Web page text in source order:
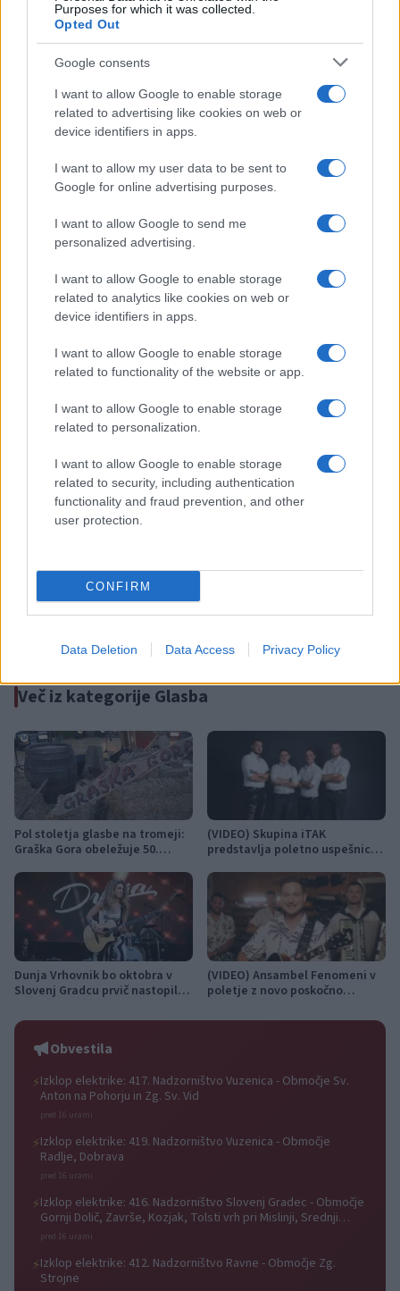
Purposes for which it was collected.
Opted Out
Google consents
I want to allow Google to enable storage
related to advertising like cookies on web or
device identifiers in apps.
I want to allow my user data to be sent to
Google for online advertising purposes.
I want to allow Google to send me
personalized advertising.
I want to allow Google to enable storage
related to analytics like cookies on web or
device identifiers in apps.
I want to allow Google to enable storage
related to functionality of the website or app.
I want to allow Google to enable storage
related to personalization.
I want to allow Google to enable storage
related to security, including authentication
functionality and fraud prevention, and other
user protection.
CONFIRM
Data Deletion Data Access Privacy Policy
Failed to fetch
Dravograd
Jesenske serenade
koncert
Več iz kraja Dravograd
Z vlakom po Koroški: Manj
gneče, več udobja
Špica okusov vabi: Dravograd
bo 29. avgusta znova postal
prestolnica ulične kulinarike
Nevarna najdba v Dravogradu:
Odstranili 88-milimetrsko
Graška Gora obeležuje 50.
zabavne glasbe
Več iz kategorije Glasba
Pol stoletja glasbe na tromeji:
Graška Gora obeležuje 50.
zabavne glasbe
(VIDEO) Skupina iTAK
predstavlja poletno uspešnico
Dunja Vrhovnik bo oktobra v
Slovenj Gradcu prvič nastopila
svojim bendom
(VIDEO) Ansambel Fenomeni v
poletje z novo poskočno
Obvestila
⚡Izklop elektrike: 417. Nadzorništvo Vuzenica - Območje Sv.
Anton na Pohorju in Zg. Sv. Vid
pred 16 urami
⚡Izklop elektrike: 419. Nadzorništvo Vuzenica - Območje
Radlje, Dobrava
pred 16 urami
⚡Izklop elektrike: 416. Nadzorništvo Slovenj Gradec - Območje
Gornji Dolič, Završe, Kozjak, Tolsti vrh pri Mislinji, Srednji
Dolič, Paka
pred 16 urami
⚡Izklop elektrike: 412. Nadzorništvo Ravne - Območje Zg.
Strojne